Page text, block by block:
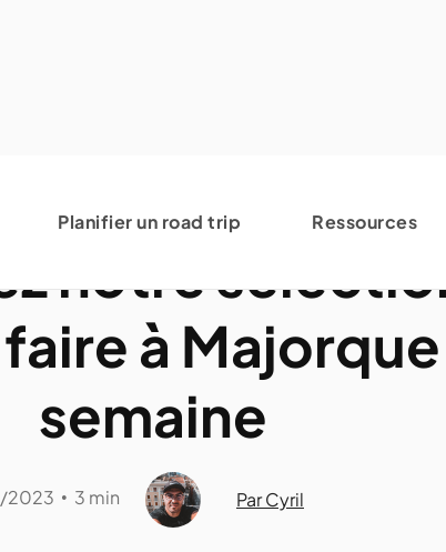
Planifier un road trip Ressources
notre
à Majorque
semaine
2023 • 3 min Par Cyril